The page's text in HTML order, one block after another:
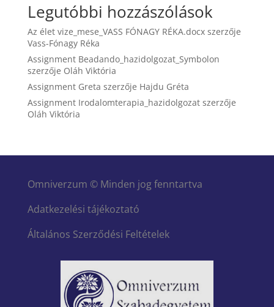
Legutóbbi hozzászólások
Az élet vize_mese_VASS FÓNAGY RÉKA.docxszerzője
Vass-Fónagy Réka
Assignment Beadando_hazidolgozat_Symbolon
szerzője Oláh Viktória
Assignment Greta szerzője Hajdu Gréta
Assignment Irodalomterapia_hazidolgozatszerzője
Oláh Viktória
Omniverzum © Minden jog fenntartva
Adatkezelési tájékoztató
Általános Szerződési Feltételek